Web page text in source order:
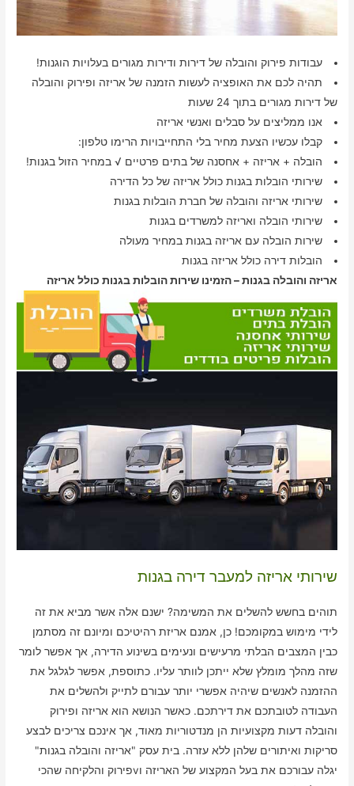
עבודות פירוק והובלה של דירות ודירות מגורים בעלויות הוגנות!
תהיה לכם את האופציה לעשות הזמנה של אריזה ופירוק והובלה
של דירות מגורים בתוך 24 שעות
אנו ממליצים על סבלים ואנשי אריזה
קבלו עכשיו הצעת מחיר בלי התחייבויות הרימו טלפון:
הובלה + אריזה + אחסנה של בתים פרטיים √ במחיר הזול בגנות!
שירותי הובלות בגנות כולל אריזה של כל הדירה
שירותי אריזה והובלה של חברת הובלות בגנות
שירותי הובלה ואריזה למשרדים בגנות
שירות הובלה עם אריזה בגנות במחיר מעולה
הובלות דירה כולל אריזה בגנות
אריזה והובלה בגנות – הזמינו שירות הובלות בגנות כולל אריזה
שירותי אריזה למעבר דירה בגנות
תוהים בחשש להשלים את המשימה? ישנם אלה אשר מביא את זה
לידי מימוש במקומכם! כן, אמנם אריזת רהיטיכם ומיונם זה מסתמן
כבין המצבים הבלתי מרעישים ונעימים בשינוע הדירה, אך אפשר לומר
שזה מהלך מומלץ שלא ייתכן לוותר עליו. כתוספת, אפשר לגלגל את
ההזמנה לאנשים שיהיה אפשרי יותר עבורם לתייק ולהשלים את
העבודה לטובתכם את דירתכם. כאשר הנושא הוא אריזה ופירוק
והובלה דעות מקצועיות הן מנדטוריות מאוד, אך אינכם צריכים לבצע
סריקות ואיתורים שלהן ללא עזרה. בית עסק "אריזה והובלה בגנות"
יגלה עבורכם את בעל המקצוע של האריזה וvפירוק והלקיחה שהכי